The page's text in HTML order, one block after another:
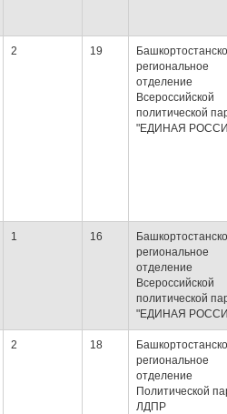
2 19
региональное
отделение
Всероссийской
политической
"ЕДИНАЯ
1 16
региональное
отделение
Всероссийской
политической
"ЕДИНАЯ
2 18
региональное
отделение
Политической
ЛДПР